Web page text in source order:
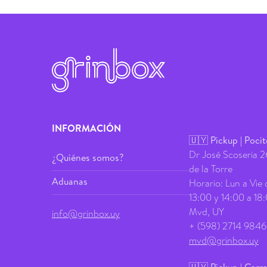
INFORMACIÓN
¿Quiénes somos?
Aduanas
info@grinbox.uy
🇺🇾 Pickup |
Dr José Scoseria
de la Torre
Horario: Lun a Vie
13:00 y 14:00 a
Mvd, UY
+ (598) 2714 9846
mvd@grinbox.uy